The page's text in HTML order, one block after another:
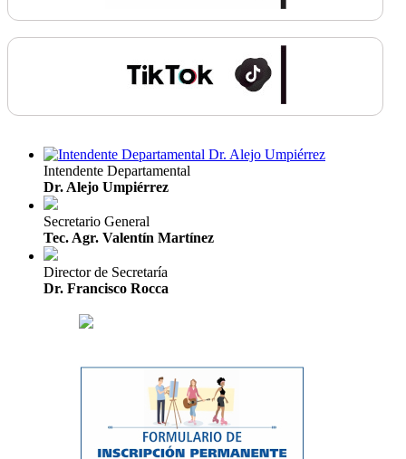
Intendente Departamental
Dr. Alejo Umpiérrez
Secretario General
Tec. Agr. Valentín Martínez
Director de Secretaría
Dr. Francisco Rocca